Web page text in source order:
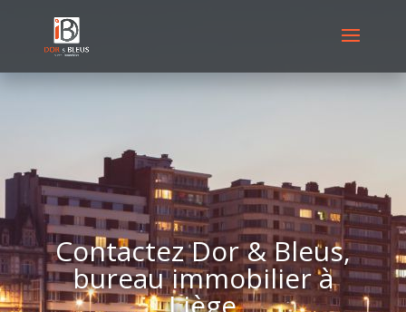
Contactez Dor & Bleus,
bureau immobilier à